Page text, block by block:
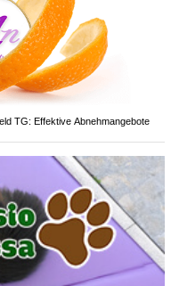
TG: Effektive Abnehmangebote